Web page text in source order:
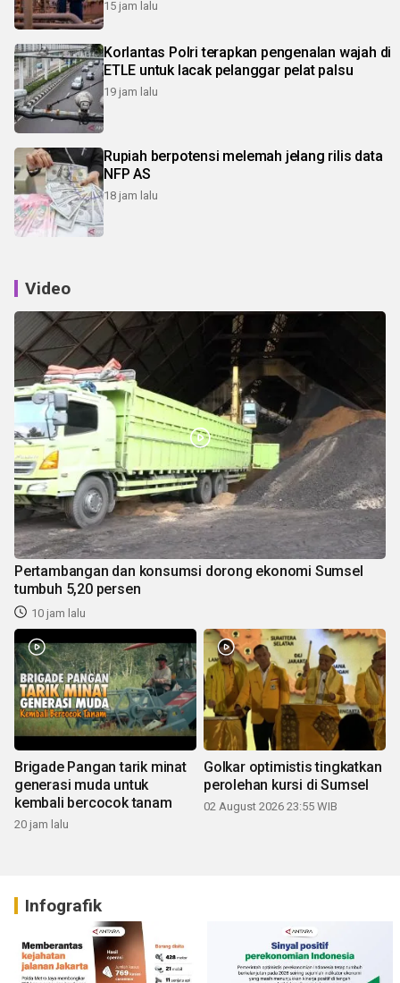
15 jam lalu
Korlantas Polri terapkan pengenalan wajah di
ETLE untuk lacak pelanggar pelat palsu
19 jam lalu
Rupiah berpotensi melemah jelang rilis data
NFP AS
18 jam lalu
Video
Pertambangan dan konsumsi dorong ekonomi Sumsel
tumbuh 5,20 persen
10 jam lalu
Brigade Pangan tarik minat
generasi muda untuk
kembali bercocok tanam
20 jam lalu
Golkar optimistis tingkatkan
perolehan kursi di Sumsel
02 August 2026 23:55 WIB
Infografik